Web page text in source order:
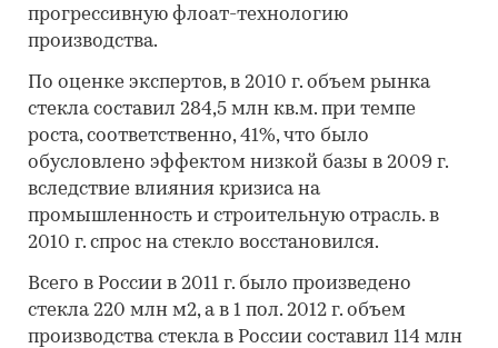
прогрессивную флоат-технологию
производства.
По оценке экспертов, в 2010 г. объем рынка
стекла составил 284,5 млн кв.м. при темпе
роста, соответственно, 41%, что было
обусловлено эффектом низкой базы в 2009 г.
вследствие влияния кризиса на
промышленность и строительную отрасль. в
2010 г. спрос на стекло восстановился.
Всего в России в 2011 г. было произведено
стекла 220 млн м2, а в 1 пол. 2012 г. объем
производства стекла в России составил 114 млн